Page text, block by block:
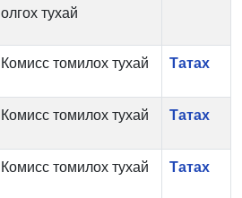
олгох тухай
Комисс томилох тухай Татах
Комисс томилох тухай Татах
Комисс томилох тухай Татах